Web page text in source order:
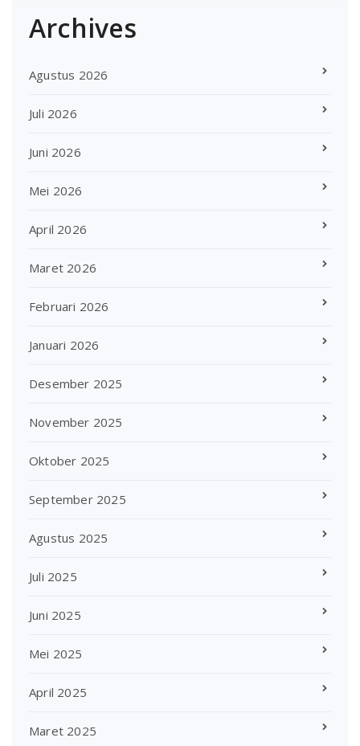
Archives
Agustus 2026
Juli 2026
Juni 2026
Mei 2026
April 2026
Maret 2026
Februari 2026
Januari 2026
Desember 2025
November 2025
Oktober 2025
September 2025
Agustus 2025
Juli 2025
Juni 2025
Mei 2025
April 2025
Maret 2025